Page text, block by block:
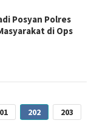
Posyan Polres
di Ops
202
203